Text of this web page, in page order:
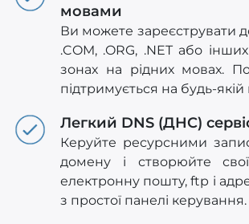
мовами
Ви можете зареєструвати
.COM, .ORG, .NET або
зонах на рідних мовах.
підтримується на будь-якій
Легкий DNS (ДНС)
Керуйте ресурсними
домену і створюйте
електронну пошту, ftp і
з простої панелі керування.